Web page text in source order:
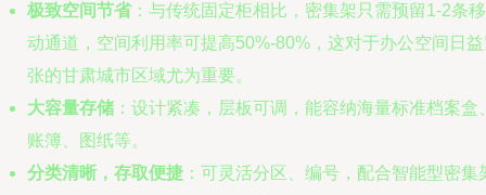
极致空间节省：与传统固定柜相比，密集架只需预留1-2条移
动通道，空间利用率可提高50%-80%，这对于办公空间日
张的甘肃城市区域尤为重要。
大容量存储 ：设计紧凑，层板可调，能容纳海量标准档案盒
账簿、图纸等。
分类清晰，存取便捷 ：可灵活分区、编号，配合智能型密集